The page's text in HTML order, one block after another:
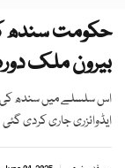
حکومت سندھ
بیرون ملک
اس سلسلے میں سندھ کی
ایڈوائزری جاری کردی گئی